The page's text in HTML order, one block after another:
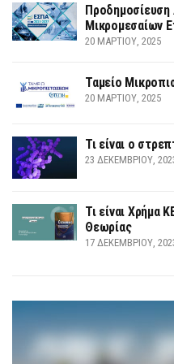
Μικρομεσαίων
20 ΜΑΡΤΊΟΥ, 2025
Ταμείο
20 ΜΑΡΤΊΟΥ, 2025
Τι είναι ο
23 ΔΕΚΕΜΒΡΊΟΥ,
Τι είναι Χρήμα
Θεωρίας
17 ΔΕΚΕΜΒΡΊΟΥ,